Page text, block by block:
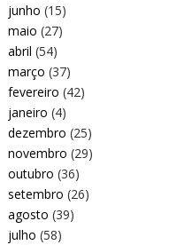
junho (15)
maio (27)
abril (54)
março (37)
fevereiro (42)
janeiro (4)
dezembro (25)
novembro (29)
outubro (36)
setembro (26)
agosto (39)
julho (58)